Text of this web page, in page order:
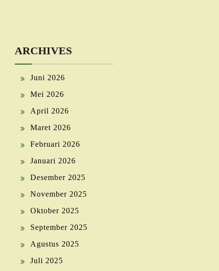
ARCHIVES
Juni 2026
Mei 2026
April 2026
Maret 2026
Februari 2026
Januari 2026
Desember 2025
November 2025
Oktober 2025
September 2025
Agustus 2025
Juli 2025